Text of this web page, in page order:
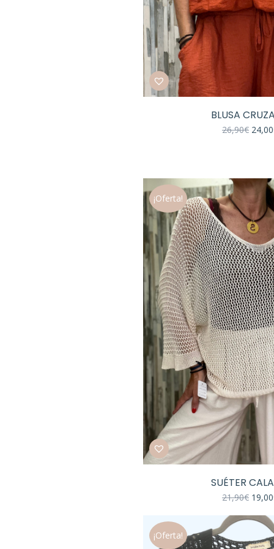
BLUSA
26,90€ El
24,00
¡Oferta!
SUÉTER
21,90€ El
original
era:
19,00
¡Oferta!